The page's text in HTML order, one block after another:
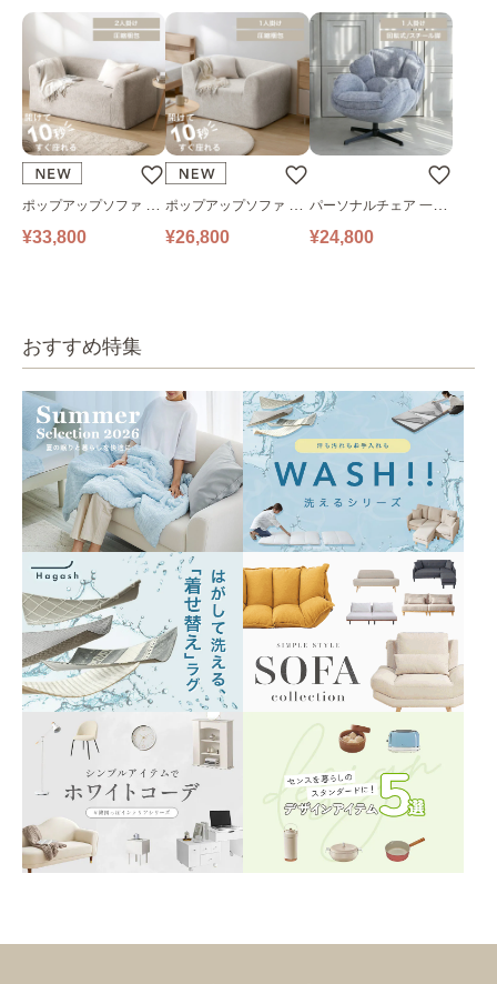
ポップアップソファ ソ
ファ フロアソファ 幅14
¥33,800
ポップアップソファ ソ
ファ フロアソファ 幅10
¥26,800
パーソナルチェア 一人
掛けソファ O’HANA ソ
¥24,800
おすすめ特集